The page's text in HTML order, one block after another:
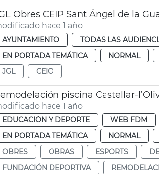
Obres CEIP Sant Ángel de la
hace 1 año
AYUNTAMIENTO TODAS LAS
EN PORTADA TEMÁTICA
NORMAL
JGL
CEIO
piscina Castellar-
hace 1 año
EDUCACIÓN Y DEPORTE WEB FDM
EN PORTADA TEMÁTICA
NORMAL
OBRES
OBRAS ESPORTS
FUNDACIÓN DEPORTIVA